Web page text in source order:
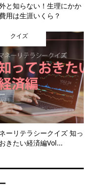
と知らない！生理にかか
用は生涯いくら？
クイズ
ーリテラシークイズ 知っ
きたい経済編Vol...